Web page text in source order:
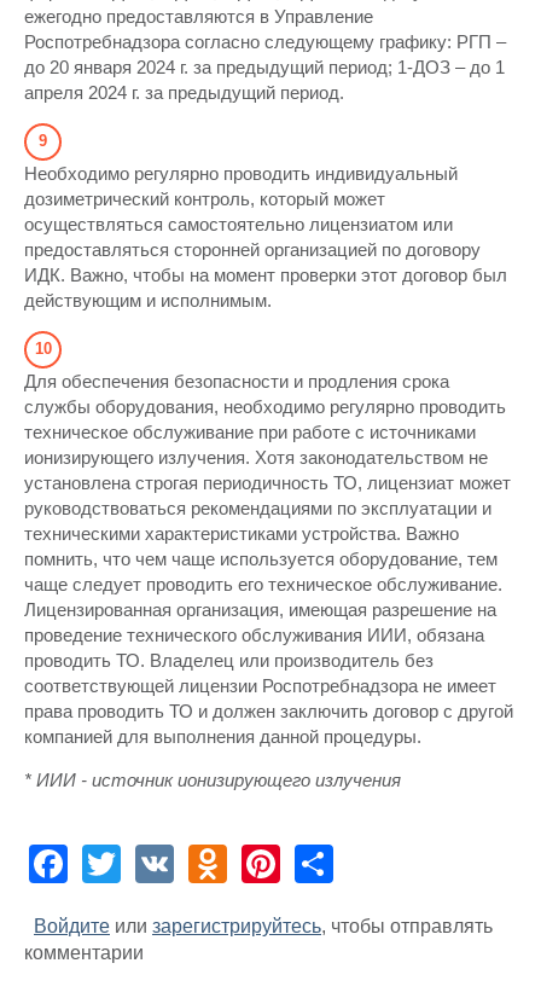
ежегодно предоставляются в Управление
Роспотребнадзора согласно следующему графику: РГП –
до 20 января 2024 г. за предыдущий период; 1-ДОЗ – до 1
апреля 2024 г. за предыдущий период.
Необходимо регулярно проводить индивидуальный
дозиметрический контроль, который может
осуществляться самостоятельно лицензиатом или
предоставляться сторонней организацией по договору
ИДК. Важно, чтобы на момент проверки этот договор был
действующим и исполнимым.
Для обеспечения безопасности и продления срока
службы оборудования, необходимо регулярно проводить
техническое обслуживание при работе с источниками
ионизирующего излучения. Хотя законодательством не
установлена строгая периодичность ТО, лицензиат может
руководствоваться рекомендациями по эксплуатации и
техническими характеристиками устройства. Важно
помнить, что чем чаще используется оборудование, тем
чаще следует проводить его техническое обслуживание.
Лицензированная организация, имеющая разрешение на
проведение технического обслуживания ИИИ, обязана
проводить ТО. Владелец или производитель без
соответствующей лицензии Роспотребнадзора не имеет
права проводить ТО и должен заключить договор с другой
компанией для выполнения данной процедуры.
* ИИИ - источник ионизирующего излучения
Facebook
Twitter
VK Odnoklassniki
Pinterest
Войдите или зарегистрируйтесь, чтобы отправлять
комментарии